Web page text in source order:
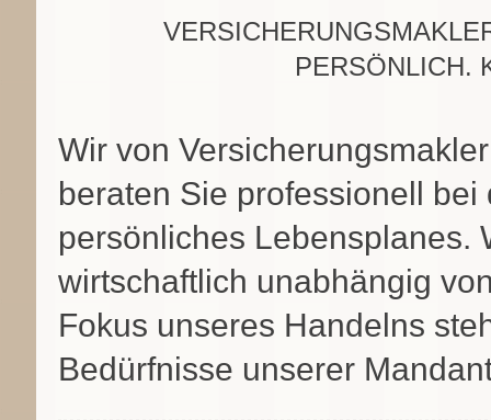
PERSÖNLICH.
Wir von
beraten Sie professionell
persönliches Lebensplanes.
wirtschaftlich unabhängig
Fokus unseres Handelns
Bedürfnisse unserer